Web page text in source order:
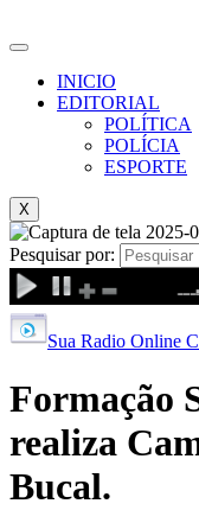
INICIO
EDITORIAL
POLÍTICA
POLÍCIA
ESPORTE
X
Pesquisar por:
Sua Radio Online
Formação
realiza
Bucal.